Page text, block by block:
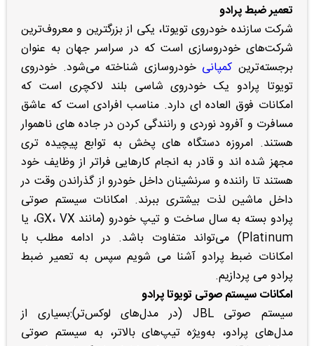
تعمیر ضبط پرادو
شرکت سازنده خودروی تویوتا، یکی از بزرگترین و معروف‌ترین
شرکت‌های خودروسازی است که در سراسر جهان به عنوان
برجسته‌ترین کمپانی خودروسازی شناخته می‌شود. خودروی
تویوتا پرادو یک خودروی شاسی بلند لاکچری است که
امکانات فوق العاده ای دارد. مناسب افرادی است که عاشق
مسافرت و آفرود نوردی و رانندگی کردن در جاده های ناهموار
هستند. امروزه دستگاه های پخش به توابع پیچیده تری
مجهز شده اند و قادر به انجام کارهایی فراتر از وظایف خود
هستند تا راننده و سرنشینان داخل خودرو از گذراندن وقت در
داخل ماشین لذت بیشتری ببرند. امکانات سیستم صوتی
پرادو بسته به سال ساخت و تیپ خودرو (مانند GX، VX، یا
Platinum) می‌تواند متفاوت باشد. در ادامه مطلب با
امکانات ضبط پرادو آشنا می شویم سپس به تعمیر ضبط
پرادو می پردازیم.
امکانات سیستم صوتی تویوتا پرادو
سیستم صوتی JBL (در مدل‌های لوکس‌تر):بسیاری از
مدل‌های پرادو، به‌ویژه تیپ‌های بالاتر، به سیستم صوتی